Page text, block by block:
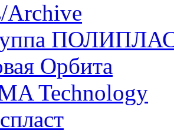
Archive
Орбита
Technology